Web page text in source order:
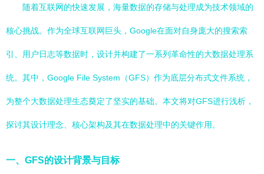
随着互联网的快速发展，海量数据的存储与处理成为技术领域的
核心挑战。作为全球互联网巨头，Google在面对自身庞大的搜索索
引、用户日志等数据时，设计并构建了一系列革命性的大数据处理系
统。其中，Google File System（GFS）作为底层分布式文件系统，
为整个大数据处理生态奠定了坚实的基础。本文将对GFS进行浅析，
探讨其设计理念、核心架构及其在数据处理中的关键作用。
一、GFS的设计背景与目标